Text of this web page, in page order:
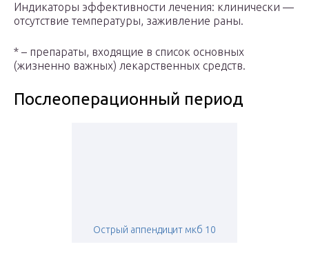
Индикаторы эффективности лечения: клинически —
отсутствие температуры, заживление раны.
* – препараты, входящие в список основных
(жизненно важных) лекарственных средств.
Послеоперационный период
Острый аппендицит мкб 10